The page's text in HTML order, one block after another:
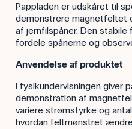
Pappladen er udskåret til
demonstrere magnetfeltet
af jernfilspåner. Den
fordele spånerne og
Anvendelse af produktet
I fysikundervisningen giver
demonstration af
variere strømstyrke og
hvordan feltmønstret